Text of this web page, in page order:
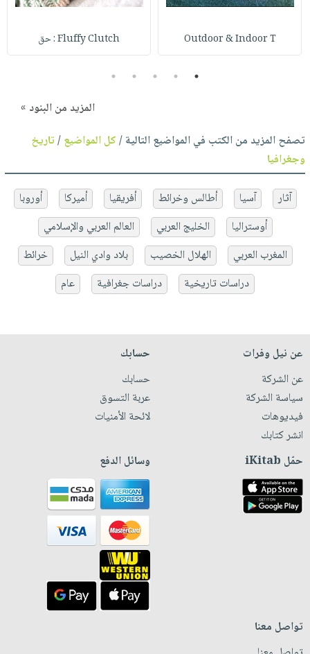
Outdoor & Indoor T Fluffy Clutch : حق
1
2
3
4
5
المزيد من البنود »
تصفح المزيد من الكتب في المواضيع التالية /كل المواضيع/تاريخ
وجغرافيا
آثار آسيا أطالس وخرائط أفريقيا أميركا
أوروبا
أوستراليا
الخليج العربي
العالم العربي والإسلامي
المغرب العربي
الهلال الخصيب بلاد وادي النيل
خرائط
دراسات تاريخية
دراسات جغرافية عام
عن نيل وفرات
عن الشركة
سياسة الشركة
فيديوهات
انشر كتابك
حسابك
حسابك
عربة التسوق
لائحة الأمنيات
حمّل iKitab وسائل الدفع
تواصل معنا